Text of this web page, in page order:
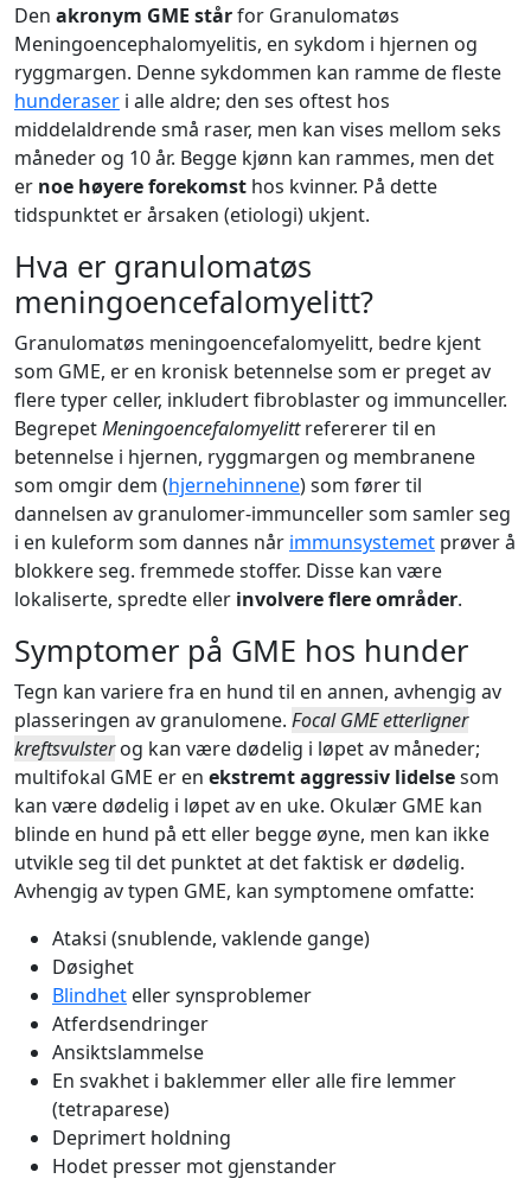
Den akronym GME stårfor Granulomatøs
Meningoencephalomyelitis, en sykdom i hjernen og
ryggmargen. Denne sykdommen kan ramme de fleste
hunderaser i alle aldre; den ses oftest hos
middelaldrende små raser, men kan vises mellom seks
måneder og 10 år. Begge kjønn kan rammes, men det
er noe høyere forekomst hos kvinner. På dette
tidspunktet er årsaken (etiologi) ukjent.
Hva er granulomatøs
meningoencefalomyelitt?
Granulomatøs meningoencefalomyelitt, bedre kjent
som GME, er en kronisk betennelse som er preget av
flere typer celler, inkludert fibroblaster og immunceller.
BegrepetMeningoencefalomyelittrefererer til en
betennelse i hjernen, ryggmargen og membranene
som omgir dem (hjernehinnene) som fører til
dannelsen av granulomer-immunceller som samler seg
i en kuleform som dannes når immunsystemet prøver å
blokkere seg. fremmede stoffer. Disse kan være
lokaliserte, spredte eller involvere flere områder.
Symptomer på GME hos hunder
Tegn kan variere fra en hund til en annen, avhengig av
plasseringen av granulomene. Focal GME etterligner
kreftsvulsterog kan være dødelig i løpet av måneder;
multifokal GME er en ekstremt aggressiv lidelsesom
kan være dødelig i løpet av en uke. Okulær GME kan
blinde en hund på ett eller begge øyne, men kan ikke
utvikle seg til det punktet at det faktisk er dødelig.
Avhengig av typen GME, kan symptomene omfatte:
Ataksi (snublende, vaklende gange)
Døsighet
Blindhet eller synsproblemer
Atferdsendringer
Ansiktslammelse
En svakhet i baklemmer eller alle fire lemmer
(tetraparese)
Deprimert holdning
Hodet presser mot gjenstander